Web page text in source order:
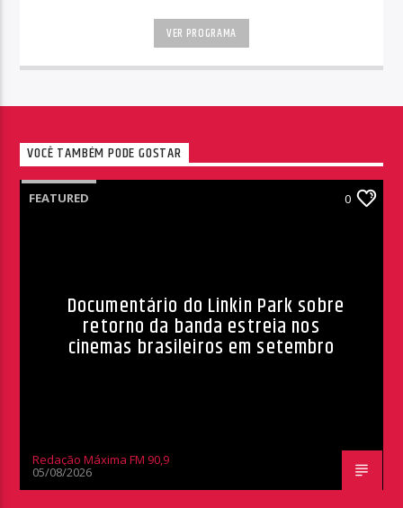
VER PROGRAMA
VOCÊ TAMBÉM PODE GOSTAR
FEATURED 0
Documentário do Linkin Park sobre
retorno da banda estreia nos
cinemas brasileiros em setembro
Redação Máxima FM 90,9
05/08/2026